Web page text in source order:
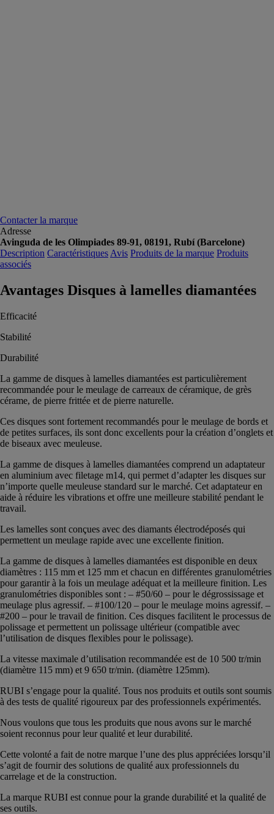
Contacter la marque
Adresse
Avinguda de les Olimpiades 89-91, 08191, Rubí (Barcelone)
Description Caractéristiques Avis Produits de la marque Produits
associés
Avantages Disques à lamelles diamantées
Efficacité
Stabilité
Durabilité
La gamme de disques à lamelles diamantées est particulièrement
recommandée pour le meulage de carreaux de céramique, de grès
cérame, de pierre frittée et de pierre naturelle.
Ces disques sont fortement recommandés pour le meulage de bords et
de petites surfaces, ils sont donc excellents pour la création d’onglets et
de biseaux avec meuleuse.
La gamme de disques à lamelles diamantées comprend un adaptateur
en aluminium avec filetage m14, qui permet d’adapter les disques sur
n’importe quelle meuleuse standard sur le marché. Cet adaptateur en
aide à réduire les vibrations et offre une meilleure stabilité pendant le
travail.
Les lamelles sont conçues avec des diamants électrodéposés qui
permettent un meulage rapide avec une excellente finition.
La gamme de disques à lamelles diamantées est disponible en deux
diamètres : 115 mm et 125 mm et chacun en différentes granulométries
pour garantir à la fois un meulage adéquat et la meilleure finition. Les
granulométries disponibles sont : – #50/60 – pour le dégrossissage et
meulage plus agressif. – #100/120 – pour le meulage moins agressif. –
#200 – pour le travail de finition. Ces disques facilitent le processus de
polissage et permettent un polissage ultérieur (compatible avec
l’utilisation de disques flexibles pour le polissage).
La vitesse maximale d’utilisation recommandée est de 10 500 tr/min
(diamètre 115 mm) et 9 650 tr/min. (diamètre 125mm).
RUBI s’engage pour la qualité. Tous nos produits et outils sont soumis
à des tests de qualité rigoureux par des professionnels expérimentés.
Nous voulons que tous les produits que nous avons sur le marché
soient reconnus pour leur qualité et leur durabilité.
Cette volonté a fait de notre marque l’une des plus appréciées lorsqu’il
s’agit de fournir des solutions de qualité aux professionnels du
carrelage et de la construction.
La marque RUBI est connue pour la grande durabilité et la qualité de
ses outils.